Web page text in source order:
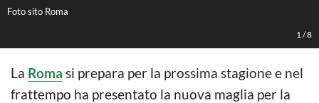
Foto sito Roma
1 /8
La Roma si prepara per la prossima stagione e nel
frattempo ha presentato la nuova maglia per la